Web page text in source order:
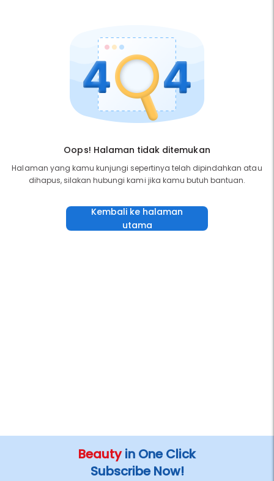
Oops! Halaman tidak ditemukan
Halaman yang kamu kunjungi sepertinya telah dipindahkan atau
dihapus, silakan hubungi kami jika kamu butuh bantuan.
Kembali ke halaman
utama
Beautyin One Click
Subscribe Now!